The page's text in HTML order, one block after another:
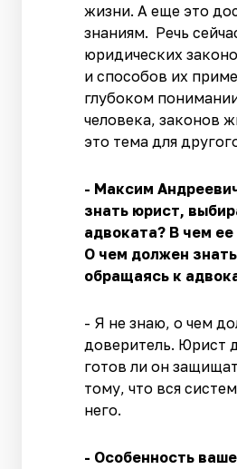
жизни. А еще это
знаниям. Речь
юридических
и способов их
глубоком
человека, законов
это тема для
- Максим
знать юрист,
адвоката? В чем
О чем должен
обращаясь к
- Я не знаю, о чем
доверитель. Юрист
готов ли он
тому, что вся
него.
- Особенность